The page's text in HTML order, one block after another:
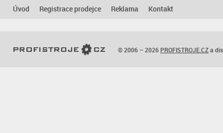
Úvod Registrace prodejce Reklama Kontakt
© 2006 – 2026 PROFISTROJE.CZa